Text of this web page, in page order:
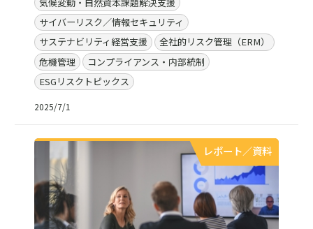
サイバーリスク／情報セキュリティ
サステナビリティ経営支援
全社的リスク管理（ERM）
危機管理
コンプライアンス・内部統制
ESGリスクトピックス
2025/7/1
レポート／資料